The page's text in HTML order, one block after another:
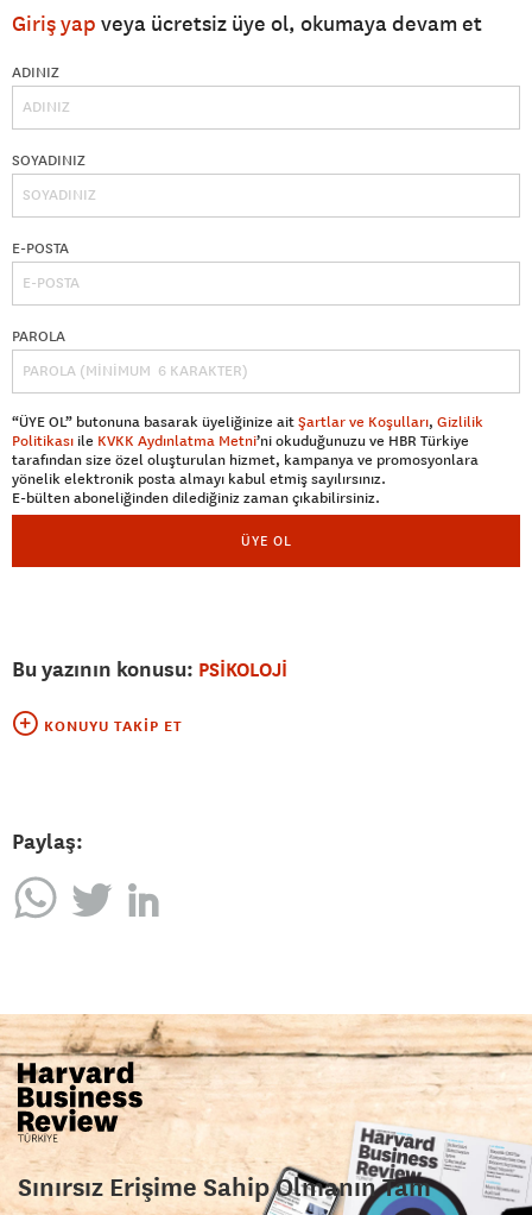
Giriş yap veya ücretsiz üye ol, okumaya devam et
ADINIZ
SOYADINIZ
E-POSTA
PAROLA
“ÜYE OL” butonuna basarak üyeliğinize aitŞartlar ve Koşulları, Gizlilik
Politikası ile KVKK Aydınlatma Metni’ni okuduğunuzu ve HBR Türkiye
tarafından size özel oluşturulan hizmet, kampanya ve promosyonlara
yönelik elektronik posta almayı kabul etmiş sayılırsınız.
E-bülten aboneliğinden dilediğiniz zaman çıkabilirsiniz.
ÜYE OL
Bu yazının konusu: PSİKOLOJİ
KONUYU TAKIP ET
Paylaş:
Sınırsız Erişime Sahip Olmanın Tam